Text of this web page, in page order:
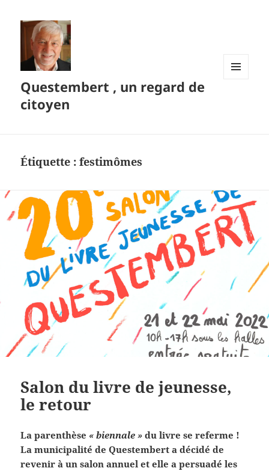
Questembert , un regard de
citoyen
Étiquette :festimômes
Salon du livre de jeunesse,
le retour
La parenthèse « biennale » du livre se referme !
La municipalité de Questembert a décidé de
revenir à un salon annuel et elle a persuadé les